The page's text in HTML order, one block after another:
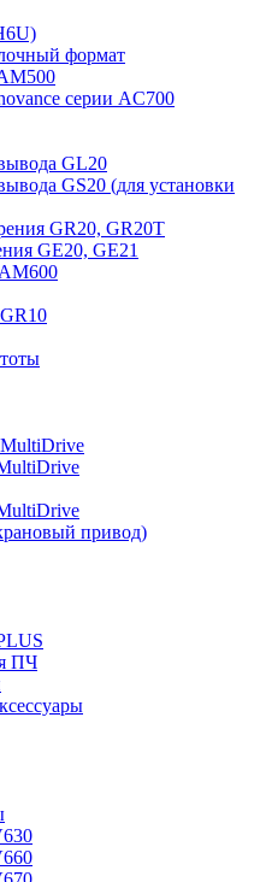
формат
серии AC700
GL20
GS20 (для установки
GR20, GR20T
GE20, GE21
привод)
ПЧ